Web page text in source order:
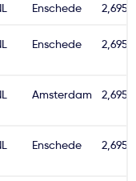
Enschede 2,695€
Enschede 2,695€
Amsterdam 2,695€
Enschede 2,695€